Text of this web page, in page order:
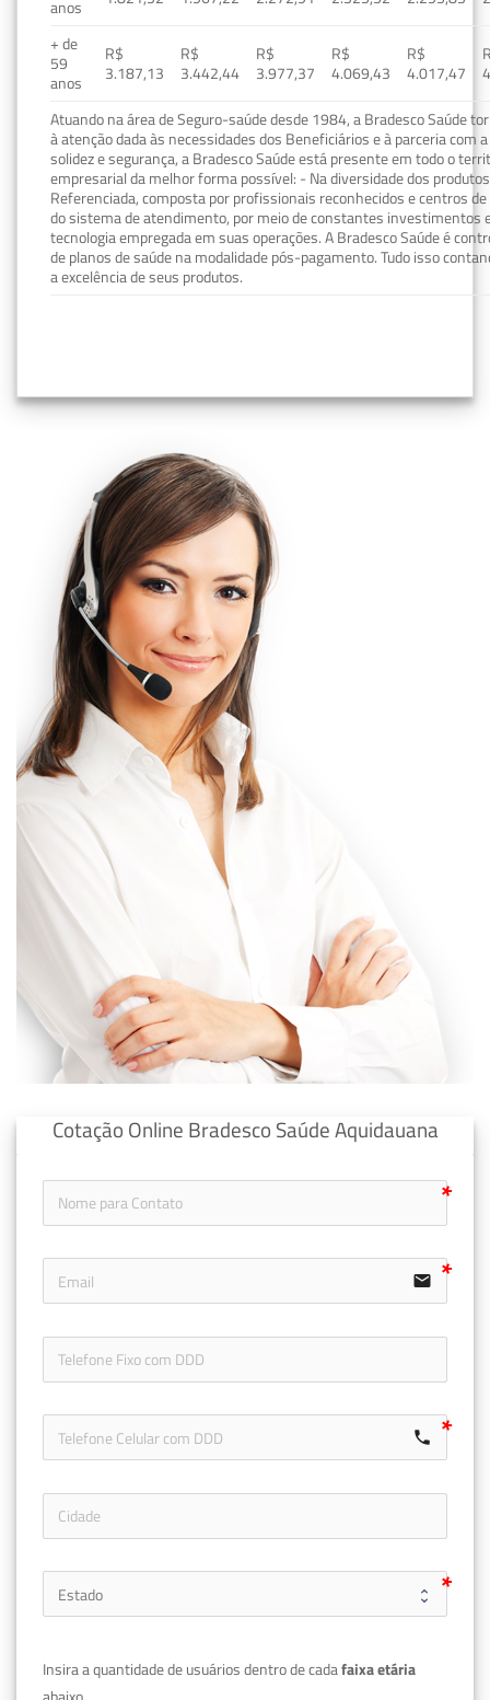
anos
+ de
59
anos
R$
3.187,13
R$
3.442,44
R$
3.977,37
R$
4.069,43
R$
4.017,47
Atuando na área de Seguro-saúde desde 1984, a Bradesco Saúde
à atenção dada às necessidades dos Beneficiários e à parceria com
solidez e segurança, a Bradesco Saúde está presente em todo o
empresarial da melhor forma possível: - Na diversidade dos
Referenciada, composta por profissionais reconhecidos e centros
do sistema de atendimento, por meio de constantes investimentos
tecnologia empregada em suas operações. A Bradesco Saúde é
de planos de saúde na modalidade pós-pagamento. Tudo isso
a excelência de seus produtos.
Cotação Online Bradesco Saúde Aquidauana
email
call
Insira a quantidade de usuários dentro de cada